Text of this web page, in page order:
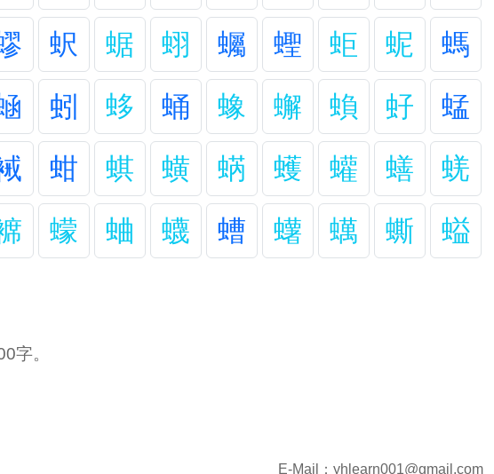
蚇 蜛 蛡 蠾 蟶 蚷 蚭
螞
蚓 蛥 蛹 蟓 蠏 蝜 虸
蜢
蚶 蜞 蟥 蜹 蠖 蠸 蟮
蜣
蠓 蛐 蠛 螬 蠴 蠇 蟖
螠
字。
E-Mail： yhlearn001@gmail.com